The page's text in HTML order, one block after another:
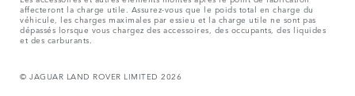
affecteront la charge utile. Assurez-vous que le poids total en charge du
véhicule, les charges maximales par essieu et la charge utile ne sont pas
dépassés lorsque vous chargez des accessoires, des occupants, des liquides
et des carburants.
© JAGUAR LAND ROVER LIMITED 2026